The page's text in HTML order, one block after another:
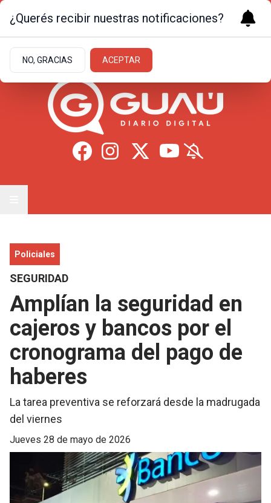
27.8ºc | Formosa
Policiales
SEGURIDAD
Amplían la seguridad en
cajeros y bancos por el
cronograma del pago de
haberes
La tarea preventiva se reforzará desde la madrugada
del viernes
jueves 28 de mayo de 2026
¿Querés recibir nuestras notificaciones?
NO, GRACIAS ACEPTAR